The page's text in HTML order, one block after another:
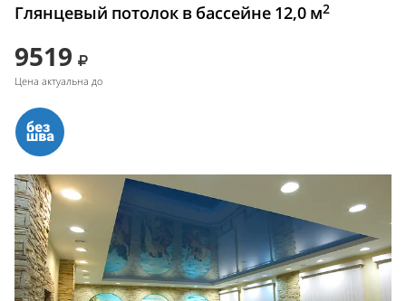
Глянцевый потолок в бассейне 12,0 м2
9519
Цена актуальна до